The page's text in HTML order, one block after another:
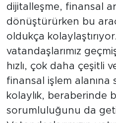
dijitalleşme, finansal
dönüştürürken bu
oldukça
vatandaşlarımız
hızlı, çok daha çeşitli
finansal işlem alanına
kolaylık, beraberinde
sorumluluğunu da